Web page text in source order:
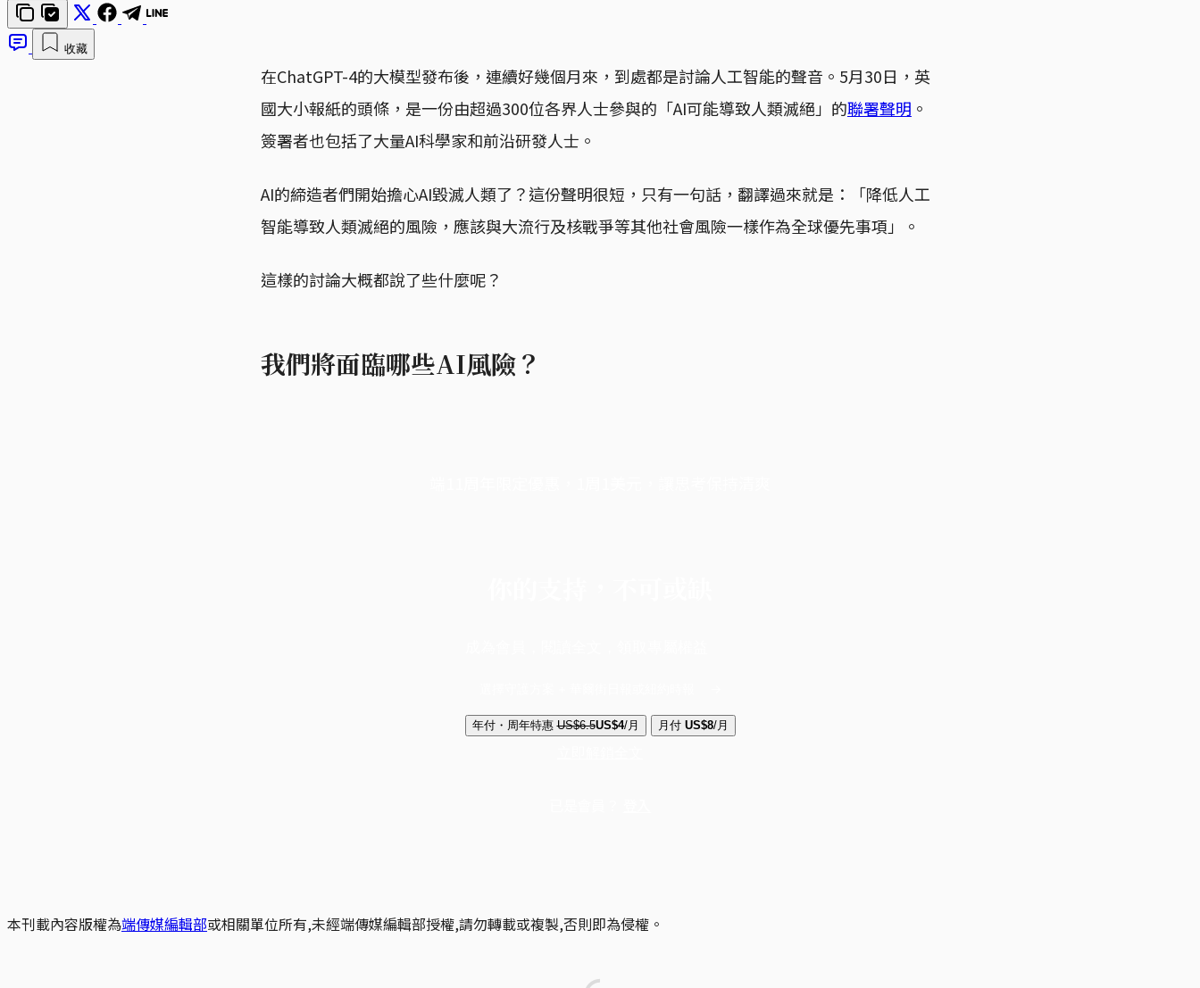
收藏
在ChatGPT-4的大模型發布後，連續好幾個月來，到處都是討論人工智能的聲音。5月30日，英
國大小報紙的頭條，是一份由超過300位各界人士參與的「AI可能導致人類滅絕」的聯署聲明 。
簽署者也包括了大量AI科學家和前沿研發人士。
AI的締造者們開始擔心AI毀滅人類了？這份聲明很短，只有一句話，翻譯過來就是：「降低人工
智能導致人類滅絕的風險，應該與大流行及核戰爭等其他社會風險一樣作為全球優先事項」。
這樣的討論大概都說了些什麼呢？
我們將面臨哪些AI風險？
年付・周年特惠 US$6.5US$4/月 月付 US$8/月
本刊載內容版權為端傳媒編輯部或相關單位所有,未經端傳媒編輯部授權,請勿轉載或複製,否則即為侵權。